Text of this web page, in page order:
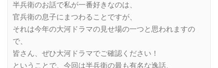
半兵衛のお話で私が一番好きなのは、
官兵衛の息子にまつわることですが、
それは今年の大河ドラマの見せ場の一つと思われますの
で、
皆さん、ぜひ大河ドラマでご確認ください！
ということで、今回は半兵衛の最も有名な逸話、